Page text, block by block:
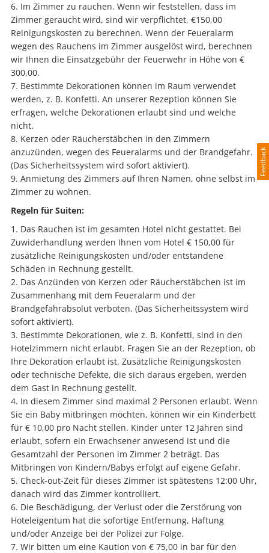
Im Zimmer zu rauchen. Wenn wir feststellen, dass im
Zimmer geraucht wird, sind wir verpflichtet, €150,00
Reinigungskosten zu berechnen. Wenn der Feueralarm
wegen des Rauchens im Zimmer ausgelöst wird, berechnen
wir Ihnen die Einsatzgebühr der Feuerwehr in Höhe von €
300,00.
Bestimmte Dekorationen können im Raum verwendet
werden, z. B. Konfetti. An unserer Rezeption können Sie
erfragen, welche Dekorationen erlaubt sind und welche
nicht.
Kerzen oder Räucherstäbchen in den Zimmern
anzuzünden, wegen des Feueralarms und der Brandgefahr.
(Das Sicherheitssystem wird sofort aktiviert).
Anmietung des Zimmers auf Ihren Namen, ohne selbst im
Zimmer zu wohnen.
Regeln für Suiten:
Das Rauchen ist im gesamten Hotel nicht gestattet. Bei
Zuwiderhandlung werden Ihnen vom Hotel € 150,00 für
zusätzliche Reinigungskosten und/oder entstandene
Schäden in Rechnung gestellt.
Das Anzünden von Kerzen oder Räucherstäbchen ist im
Zusammenhang mit dem Feueralarm und der
Brandgefahrabsolut verboten. (Das Sicherheitssystem wird
sofort aktiviert).
Bestimmte Dekorationen, wie z. B. Konfetti, sind in den
Hotelzimmern nicht erlaubt. Fragen Sie an der Rezeption, ob
Ihre Dekoration erlaubt ist. Zusätzliche Reinigungskosten
oder technische Defekte, die sich daraus ergeben, werden
dem Gast in Rechnung gestellt.
In diesem Zimmer sind maximal 2 Personen erlaubt. Wenn
Sie ein Baby mitbringen möchten, können wir ein Kinderbett
für € 10,00 pro Nacht stellen. Kinder unter 12 Jahren sind
erlaubt, sofern ein Erwachsener anwesend ist und die
Gesamtzahl der Personen im Zimmer 2 beträgt. Das
Mitbringen von Kindern/Babys erfolgt auf eigene Gefahr.
Check-out-Zeit für dieses Zimmer ist spätestens 12:00 Uhr,
danach wird das Zimmer kontrolliert.
Die Beschädigung, der Verlust oder die Zerstörung von
Hoteleigentum hat die sofortige Entfernung, Haftung
und/oder Anzeige bei der Polizei zur Folge.
Wir bitten um eine Kaution von € 75,00 in bar für den
Feedback